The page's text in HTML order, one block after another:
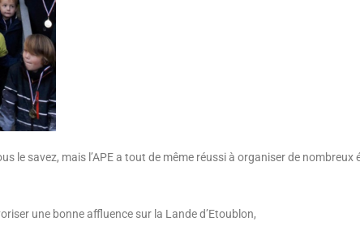
le savez, mais l’APE a tout de même réussi à organiser de nombreux
une bonne affluence sur la Lande d’Etoublon,